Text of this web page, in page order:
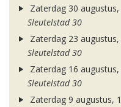
Zaterdag 30
Sleutelstad 30
Zaterdag 23
Sleutelstad 30
Zaterdag 16
Sleutelstad 30
Zaterdag 9 augustus,